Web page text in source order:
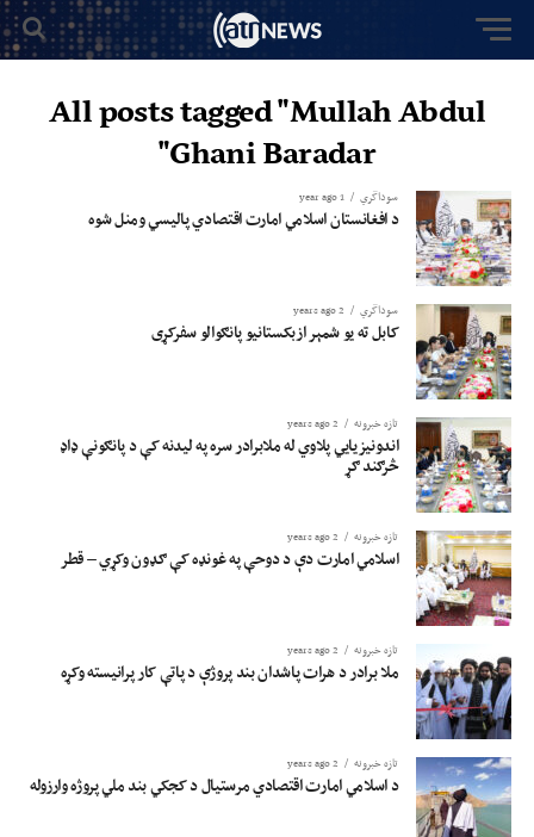
All posts tagged "Mullah Abdul
Ghani Baradar"
سوداگري 1 year ago
د افغانستان اسلامي امارت اقتصادي پالیسي ومنل شوه
سوداگري 2 years ago
کابل ته یو شمېر ازبکستانيو پانګوالو سفرکړی
تازه خبرونه 2 years ago
اندونیزیایي پلاوي له ملابرادر سره په لیدنه کې د پانګونې ډاډ
څرګند ګړ
تازه خبرونه 2 years ago
اسلامي امارت دې د دوحې په غونډه کې ګډون وکړي – قطر
تازه خبرونه 2 years ago
ملا برادر د هرات پاشدان بند پروژې د پاتې کار پرانیسته وکړه
تازه خبرونه 2 years ago
د اسلامي امارت اقتصادي مرستیال د کجکي بند ملي پروژه وارزوله